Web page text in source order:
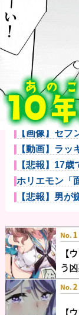
SNSで知り
っ...
【警告】医師
薬”が日本...
ワイ、「着衣
しまうｗｗｗ...
【悲報】突然
装にした結果
VCARBリザ
る大きな...
数年前に「
YouTuber...
「私達が原
しまう」と訴
【動画】役満
ンスw...
【画像】セブ
【動画】ラ
こちらｗｗｗ
【悲報】17
ｗｗｗｗｗ...
ホリエモン「
て何のために
【悲報】男